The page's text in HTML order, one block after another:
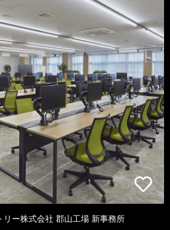
ー株式会社 郡山工場 新事務所